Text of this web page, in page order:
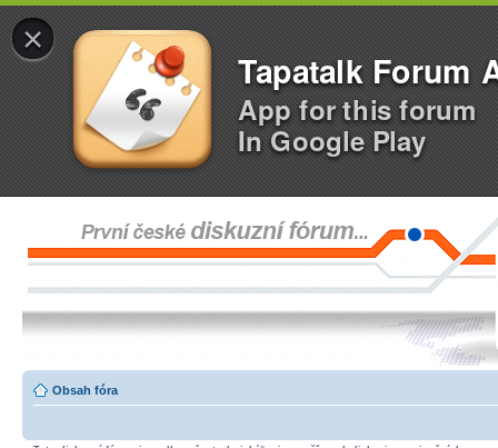
×
Tapatalk Forum
App for this forum
In Google Play
Obsah fóra